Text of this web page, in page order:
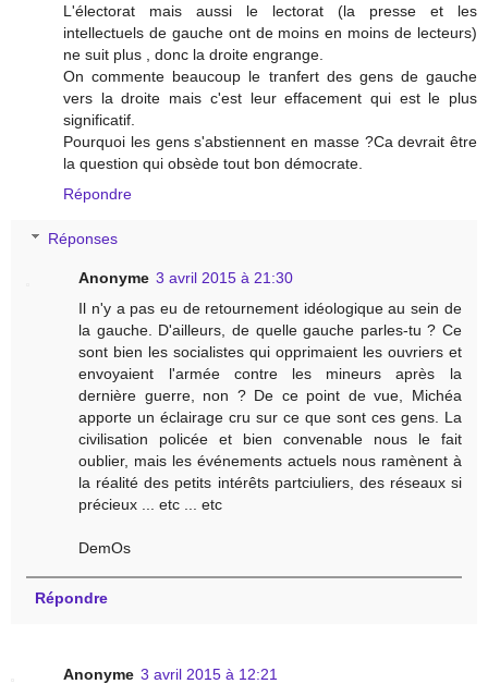
L'électorat mais aussi le lectorat (la presse et les
intellectuels de gauche ont de moins en moins de lecteurs)
ne suit plus , donc la droite engrange.
On commente beaucoup le tranfert des gens de gauche
vers la droite mais c'est leur effacement qui est le plus
significatif.
Pourquoi les gens s'abstiennent en masse ?Ca devrait être
la question qui obsède tout bon démocrate.
Répondre
Réponses
Anonyme 3 avril 2015 à 21:30
Il n'y a pas eu de retournement idéologique au sein de
la gauche. D'ailleurs, de quelle gauche parles-tu ? Ce
sont bien les socialistes qui opprimaient les ouvriers et
envoyaient l'armée contre les mineurs après la
dernière guerre, non ? De ce point de vue, Michéa
apporte un éclairage cru sur ce que sont ces gens. La
civilisation policée et bien convenable nous le fait
oublier, mais les événements actuels nous ramènent à
la réalité des petits intérêts partciuliers, des réseaux si
précieux ... etc ... etc
DemOs
Répondre
Anonyme 3 avril 2015 à 12:21